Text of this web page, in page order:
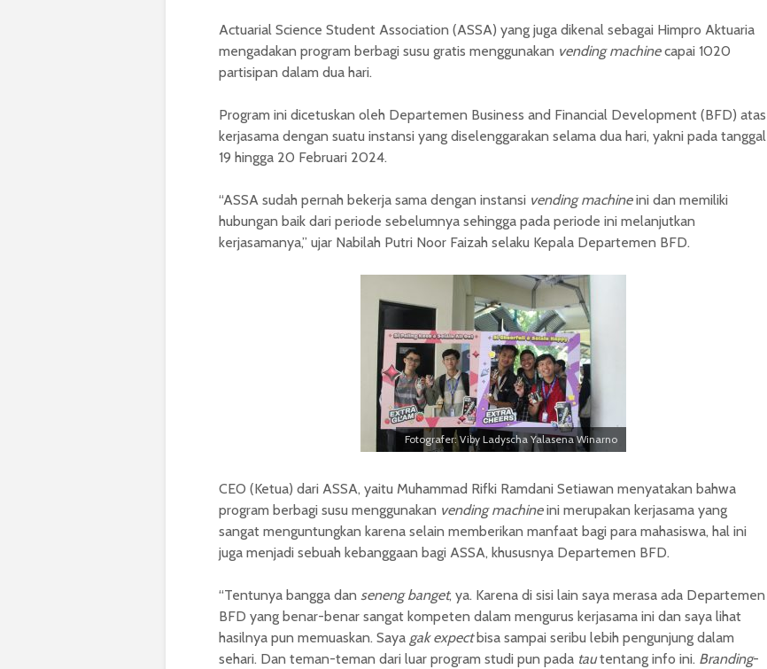
Actuarial Science Student Association (ASSA) yang juga dikenal sebagai Himpro Aktuaria
mengadakan program berbagi susu gratis menggunakan vending machinecapai 1020
partisipan dalam dua hari.
Program ini dicetuskan oleh Departemen Business and Financial Development (BFD) atas
kerjasama dengan suatu instansi yang diselenggarakan selama dua hari, yakni pada tanggal
19 hingga 20 Februari 2024.
“ASSA sudah pernah bekerja sama dengan instansi vending machineini dan memiliki
hubungan baik dari periode sebelumnya sehingga pada periode ini melanjutkan
kerjasamanya,” ujar Nabilah Putri Noor Faizah selaku Kepala Departemen BFD.
Fotografer: Viby Ladyscha Yalasena Winarno
CEO (Ketua) dari ASSA, yaitu Muhammad Rifki Ramdani Setiawan menyatakan bahwa
program berbagi susu menggunakan vending machineini merupakan kerjasama yang
sangat menguntungkan karena selain memberikan manfaat bagi para mahasiswa, hal ini
juga menjadi sebuah kebanggaan bagi ASSA, khususnya Departemen BFD.
“Tentunya bangga dan seneng banget, ya. Karena di sisi lain saya merasa ada Departemen
BFD yang benar-benar sangat kompeten dalam mengurus kerjasama ini dan saya lihat
hasilnya pun memuaskan. Saya gak expectbisa sampai seribu lebih pengunjung dalam
sehari. Dan teman-teman dari luar program studi pun pada tautentang info ini. Branding-